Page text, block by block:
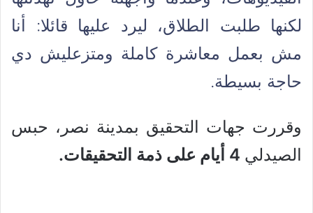
لكنها طلبت الطلاق، ليرد عليها قائلا: أنا
مش بعمل معاشرة كاملة ومتزعليش دي
حاجة بسيطة.
وقررت جهات التحقيق بمدينة نصر، حبس
الصيدلي